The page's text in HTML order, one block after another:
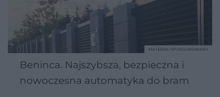
Beninca. Najszybsza, bezpieczna i
nowoczesna automatyka do bram
MATERIAŁ SPONSOROWANY